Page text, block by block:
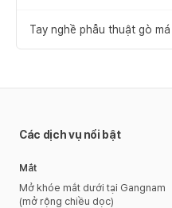
Tay nghề phẫu thuật gò
Các dịch vụ nổi bật
Mắt
Mở khóe mắt dưới tại Gangnam
(mở rộng chiều dọc)